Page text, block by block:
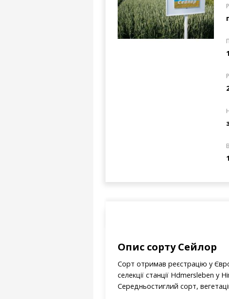
Опис сорту Сейлор
Сорт отримав реєстрацію у
селекції станції Hdmersleben у
Середньостиглий сорт,